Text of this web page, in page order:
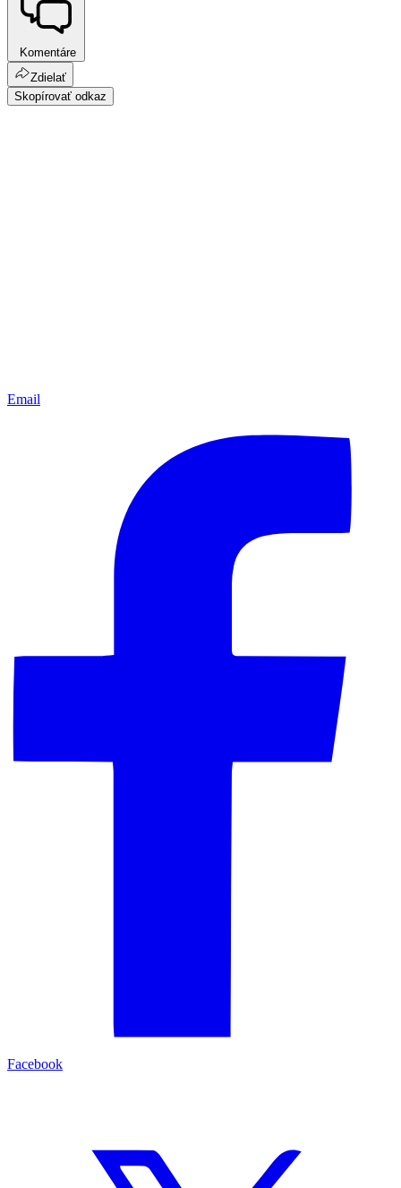
Komentáre
Zdielať
Skopírovať odkaz
Email
Facebook